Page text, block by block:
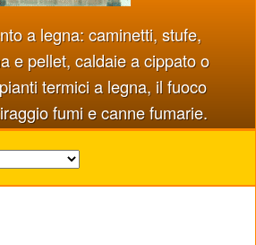
a legna: caminetti, stufe,
e pellet, caldaie a cippato o
termici a legna, il fuoco
fumi e canne fumarie.